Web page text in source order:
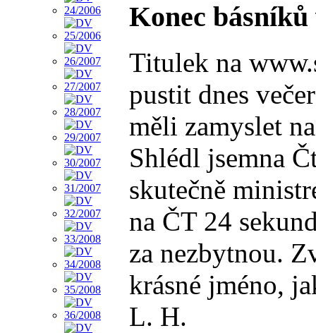
Konec
Titulek na
pustit dnes
měli zamyslet
Shlédl jsemna
skutečně
na ČT 24
za nezbytnou.
krásné jméno,
L. H.